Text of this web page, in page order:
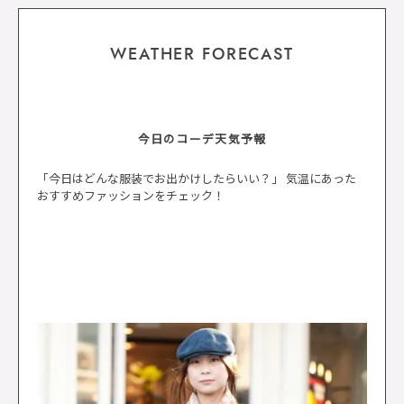
WEATHER FORECAST
今日のコーデ天気予報
「今日はどんな服装でお出かけしたらいい？」 気温にあった
おすすめファッションをチェック！